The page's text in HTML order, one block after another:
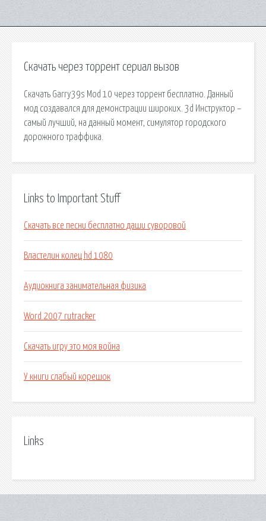
Скачать через торрент сериал вызов
Скачать Garry39s Mod 10 через торрент бесплатно. Данный
мод создавался для демонстрации широких. 3d Инструктор –
самый лучший, на данный момент, симулятор городского
дорожного траффика.
Links to Important Stuff
Скачать все песни бесплатно даши суворовой
Властелин колец hd 1080
Аудиокнига занимательная физика
Word 2007 rutracker
Скачать игру это моя война
У книги слабый корешок
Links